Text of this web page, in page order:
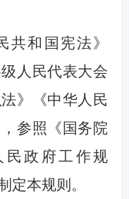
共和国宪法》
人民代表大会
》《中华人民
参照《国务院
民政府工作规
定本规则。